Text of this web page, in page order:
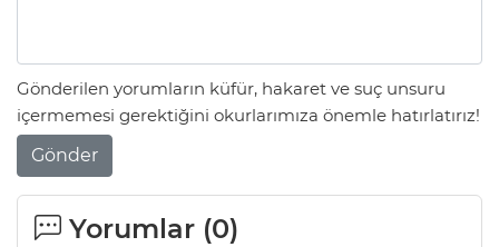
Gönderilen yorumların küfür, hakaret ve suç unsuru
içermemesi gerektiğini okurlarımıza önemle hatırlatırız!
Gönder
Yorumlar (0)